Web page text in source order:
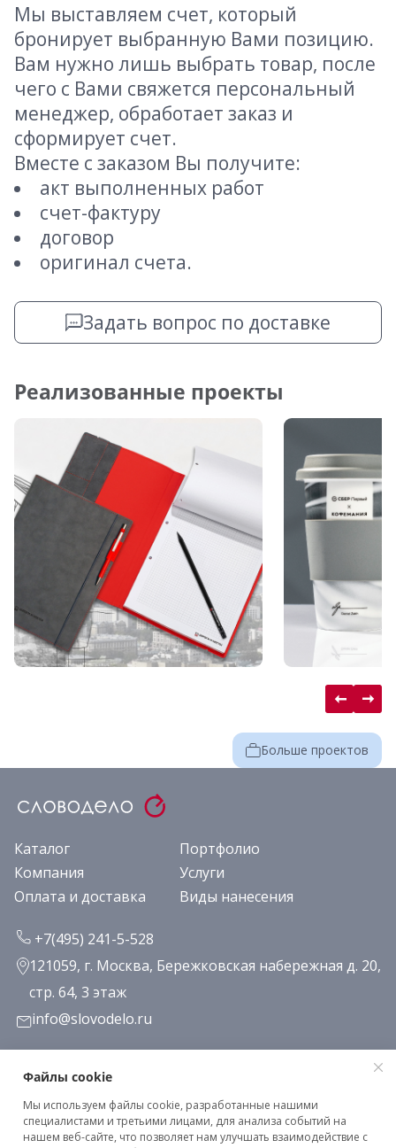
Мы выставляем счет, который
бронирует выбранную Вами позицию.
Вам нужно лишь выбрать товар, после
чего с Вами свяжется персональный
менеджер, обработает заказ и
сформирует счет.
Вместе с заказом Вы получите:
акт выполненных работ
счет-фактуру
договор
оригинал счета.
Задать вопрос по доставке
Реализованные проекты
Больше проектов
Каталог
Портфолио
Компания
Услуги
Оплата и доставка
Виды нанесения
+7(495) 241-5-528
121059, г. Москва, Бережковская набережная д. 20,
стр. 64, 3 этаж
info@slovodelo.ru
Заказать звонок
Подписаться на рассылку
Файлы cookie
Мы используем файлы cookie, разработанные нашими
специалистами и третьими лицами, для анализа событий на
нашем веб-сайте, что позволяет нам улучшать взаимодействие с